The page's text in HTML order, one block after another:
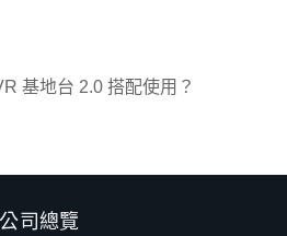
基地台 2.0 搭配使用？
公司總覽